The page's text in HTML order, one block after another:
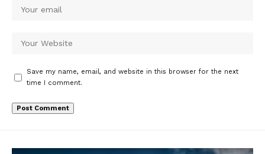
Save my name, email, and website in this browser for the next
time I comment.